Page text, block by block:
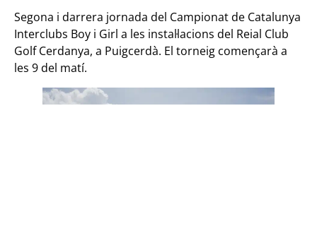
Golf: 2a jornada (9-
Segona i darrera jornada del Campionat de Catalunya
Interclubs Boy i Girl a les instal·lacions del Reial Club
Golf Cerdanya, a Puigcerdà. El torneig començarà a
les 9 del matí.